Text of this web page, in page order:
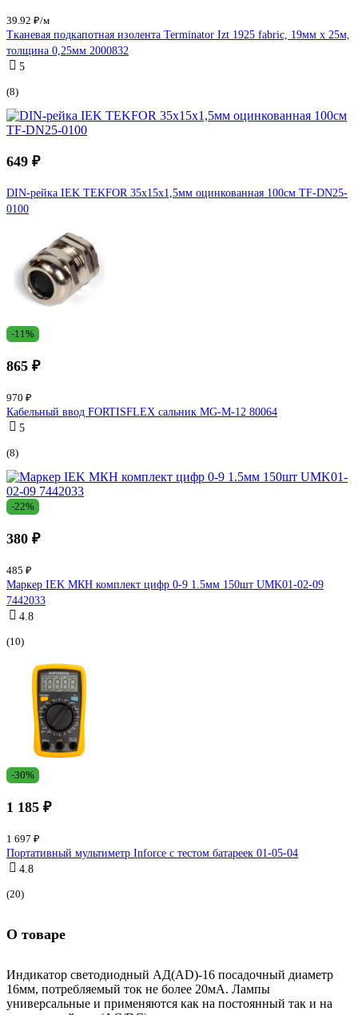
39.92 ₽/м
Тканевая подкапотная изолента Terminator Izt 1925 fabric, 19мм х 25м,
толщина 0,25мм 2000832
5
(8)
649 ₽
DIN-рейка IEK TEKFOR 35x15x1,5мм оцинкованная 100см TF-DN25-
0100
-11%
865 ₽
970 ₽
Кабельный ввод FORTISFLEX сальник MG-M-12 80064
5
(8)
-22%
380 ₽
485 ₽
Маркер IEK МКН комплект цифр 0-9 1.5мм 150шт UMK01-02-09
7442033
4.8
(10)
-30%
1 185 ₽
1 697 ₽
Портативный мультиметр Inforce с тестом батареек 01-05-04
4.8
(20)
О товаре
Индикатор светодиодный АД(AD)-16 посадочный диаметр
16мм, потребляемый ток не более 20мА. Лампы
универсальные и применяются как на постоянный так и на